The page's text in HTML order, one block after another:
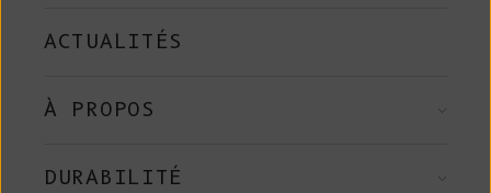
ACTUALITÉS
À PROPOS
DURABILITÉ